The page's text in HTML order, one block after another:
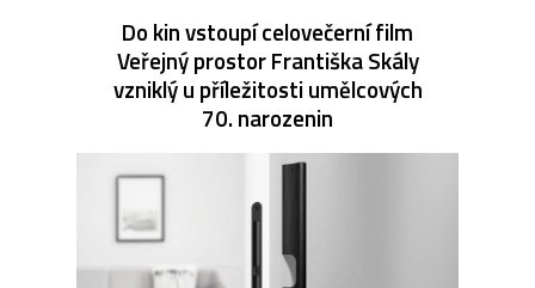
Do kin vstoupí celovečerní film
Veřejný prostor Františka Skály
vzniklý u příležitosti umělcových
70. narozenin